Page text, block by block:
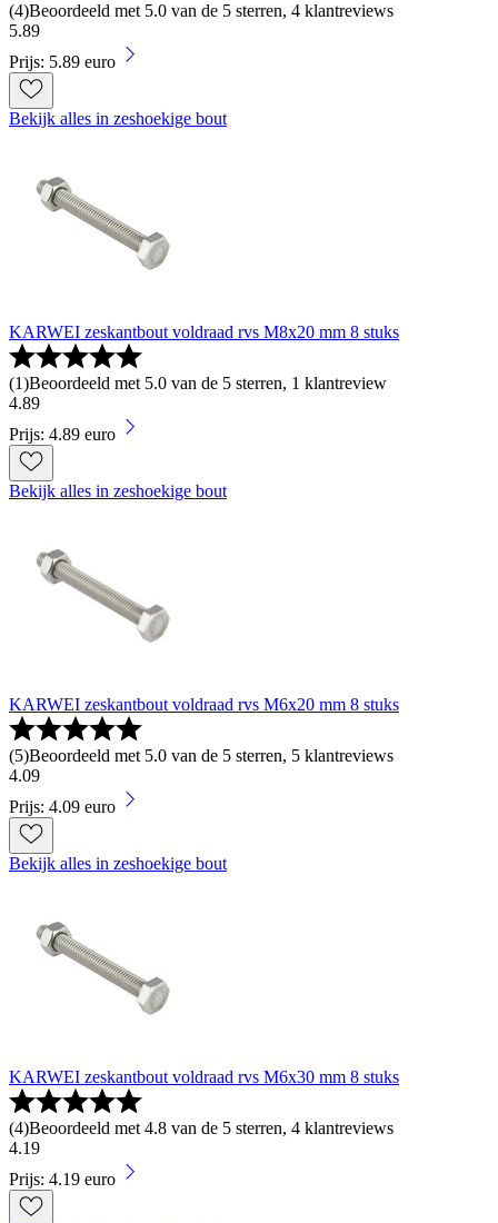
(4)Beoordeeld met 5.0 van de 5 sterren, 4 klantreviews
5.89
Prijs: 5.89 euro
Bekijk alles in zeshoekige bout
KARWEI zeskantbout voldraad rvs M8x20 mm 8 stuks
(1)Beoordeeld met 5.0 van de 5 sterren, 1 klantreview
4.89
Prijs: 4.89 euro
Bekijk alles in zeshoekige bout
KARWEI zeskantbout voldraad rvs M6x20 mm 8 stuks
(5)Beoordeeld met 5.0 van de 5 sterren, 5 klantreviews
4.09
Prijs: 4.09 euro
Bekijk alles in zeshoekige bout
KARWEI zeskantbout voldraad rvs M6x30 mm 8 stuks
(4)Beoordeeld met 4.8 van de 5 sterren, 4 klantreviews
4.19
Prijs: 4.19 euro